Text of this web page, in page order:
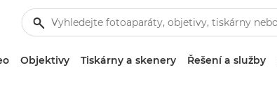
Objektivy Tiskárny a skenery Řešení a služby